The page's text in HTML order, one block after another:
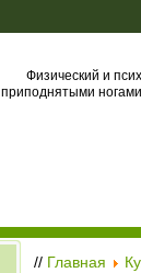
Физический и
приподнятыми
// Главная